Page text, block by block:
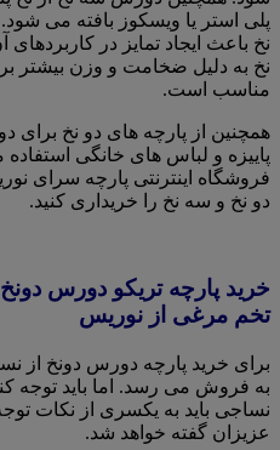
پلی استر یا ویسکوز بافته می
نخ باعث ایجاد تمایز در
نخ به دلیل ضخامت و وزن بیشتر
مناسب است.
همچنین از پارچه های دو نخ برای
پاییزه و لباس های خانگی
فروشگاه اینترنتی پارچه سرای
دو نخ و سه نخ را خریداری کنید.
خرید پارچه تریکو دورس
تخم مرغی از نوریس
برای خرید پارچه دورس دونخ از
به فروش می رسد. اما باید توجه
نساجی باید به یکسری از نکات
عزیزان گفته خواهد شد.